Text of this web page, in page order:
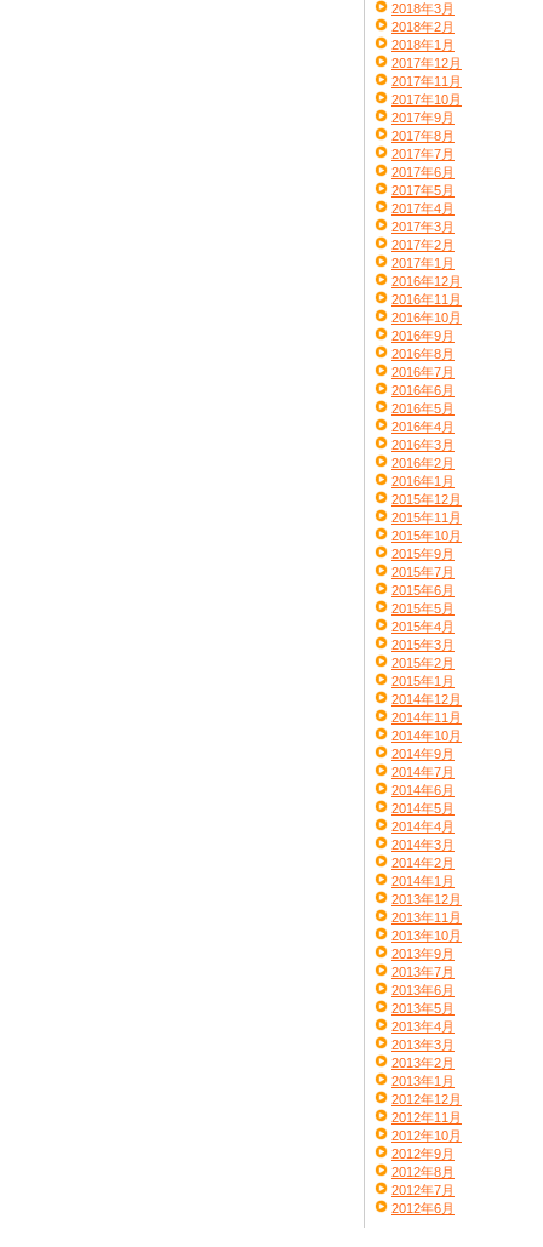
2018年3月
2018年2月
2018年1月
2017年12月
2017年11月
2017年10月
2017年9月
2017年8月
2017年7月
2017年6月
2017年5月
2017年4月
2017年3月
2017年2月
2017年1月
2016年12月
2016年11月
2016年10月
2016年9月
2016年8月
2016年7月
2016年6月
2016年5月
2016年4月
2016年3月
2016年2月
2016年1月
2015年12月
2015年11月
2015年10月
2015年9月
2015年7月
2015年6月
2015年5月
2015年4月
2015年3月
2015年2月
2015年1月
2014年12月
2014年11月
2014年10月
2014年9月
2014年7月
2014年6月
2014年5月
2014年4月
2014年3月
2014年2月
2014年1月
2013年12月
2013年11月
2013年10月
2013年9月
2013年7月
2013年6月
2013年5月
2013年4月
2013年3月
2013年2月
2013年1月
2012年12月
2012年11月
2012年10月
2012年9月
2012年8月
2012年7月
2012年6月